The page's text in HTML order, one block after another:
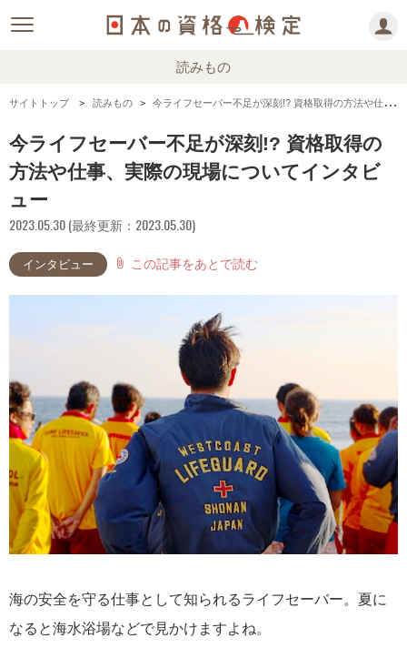
読みもの
サイトトップ 読みもの 今ライフセーバー不足が深刻!? 資格取得の方法や仕事、実際の現場についてインタビュー
今ライフセーバー不足が深刻!? 資格取得の
方法や仕事、実際の現場についてインタビ
ュー
2023.05.30 (最終更新：2023.05.30)
インタビュー attach_file この記事をあとで読む
海の安全を守る仕事として知られるライフセーバー。夏に
なると海水浴場などで見かけますよね。